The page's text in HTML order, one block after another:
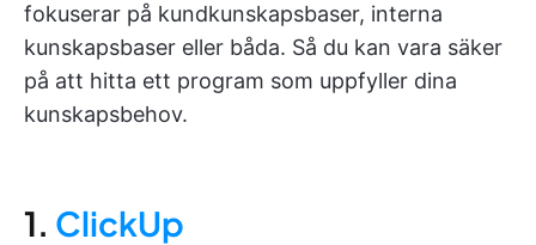
fokuserar på kundkunskapsbaser, interna
kunskapsbaser eller båda. Så du kan vara säker
på att hitta ett program som uppfyller dina
kunskapsbehov.
1. ClickUp